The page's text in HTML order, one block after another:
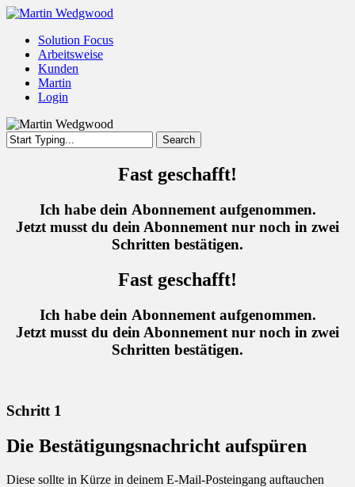
Skip
main
content
Menu
Solution Focus
Arbeitsweise
Kunden
Martin
Login
Search
Fast geschafft!
Ich habe dein Abonnement aufgenommen.
Jetzt musst du dein Abonnement nur noch in zwei
Schritten bestätigen.
Fast geschafft!
Ich habe dein Abonnement aufgenommen.
Jetzt musst du dein Abonnement nur noch in zwei
Schritten bestätigen.
Schritt 1
Die Bestätigungsnachricht aufspüren
Diese sollte in Kürze in deinem E-Mail-Posteingang auftauchen